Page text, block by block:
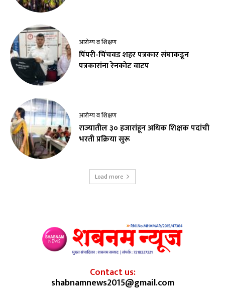
आरोग्य व शिक्षण
पिंपरी-चिंचवड शहर पत्रकार संघाकडून
पत्रकारांना रेनकोट वाटप
आरोग्य व शिक्षण
राज्यातील ३० हजारांहून अधिक शिक्षक पदांची
भरती प्रक्रिया सुरू
Load more
Contact us:
shabnamnews2015@gmail.com